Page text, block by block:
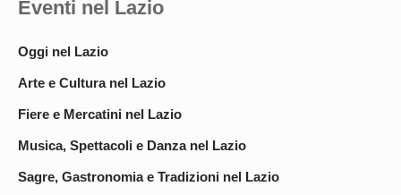
Eventi nel Lazio
Oggi nel Lazio
Arte e Cultura nel Lazio
Fiere e Mercatini nel Lazio
Musica, Spettacoli e Danza nel Lazio
Sagre, Gastronomia e Tradizioni nel Lazio